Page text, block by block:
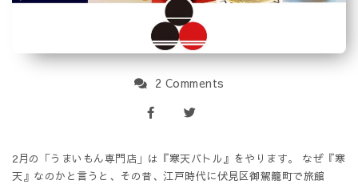
2 Comments
2月の「うまいもん専門店」は『寒天バトル』をやります。 なぜ『寒
天』なのかと言うと、その昔、江戸時代に伏見区御駕籠町で旅館